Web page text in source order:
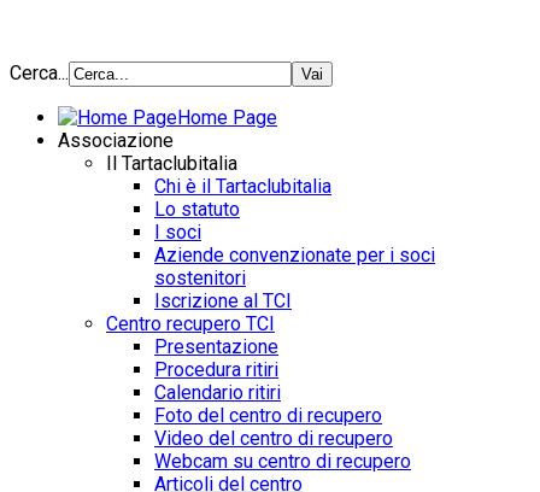
Cerca...
Home Page
Associazione
Il Tartaclubitalia
Chi è il Tartaclubitalia
Lo statuto
I soci
Aziende convenzionate per i soci
sostenitori
Iscrizione al TCI
Centro recupero TCI
Presentazione
Procedura ritiri
Calendario ritiri
Foto del centro di recupero
Video del centro di recupero
Webcam su centro di recupero
Articoli del centro